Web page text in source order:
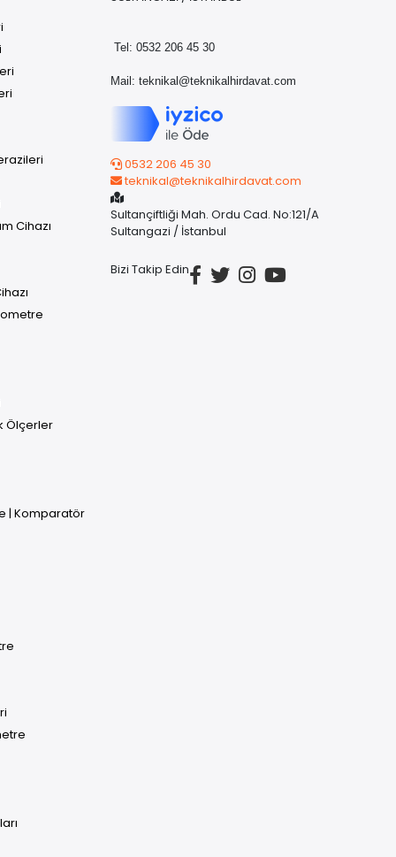
Cihazı
Ölçerler
| Komparatör
Tel: 0532 206 45 30
Mail: teknikal@teknikalhirdavat.com
0532 206 45 30
teknikal@teknikalhirdavat.com
Sultançiftliği Mah. Ordu Cad. No:121/A
Sultangazi / İstanbul
Bizi Takip Edin